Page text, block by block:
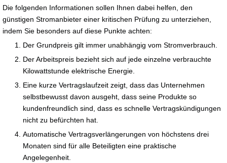
Die folgenden Informationen sollen Ihnen dabei helfen, den
günstigen Stromanbieter einer kritischen Prüfung zu unterziehen,
indem Sie besonders auf diese Punkte achten:
Der Grundpreis gilt immer unabhängig vom Stromverbrauch.
Der Arbeitspreis bezieht sich auf jede einzelne verbrauchte
Kilowattstunde elektrische Energie.
Eine kurze Vertragslaufzeit zeigt, dass das Unternehmen
selbstbewusst davon ausgeht, dass seine Produkte so
kundenfreundlich sind, dass es schnelle Vertragskündigungen
nicht zu befürchten hat.
Automatische Vertragsverlängerungen von höchstens drei
Monaten sind für alle Beteiligten eine praktische
Angelegenheit.